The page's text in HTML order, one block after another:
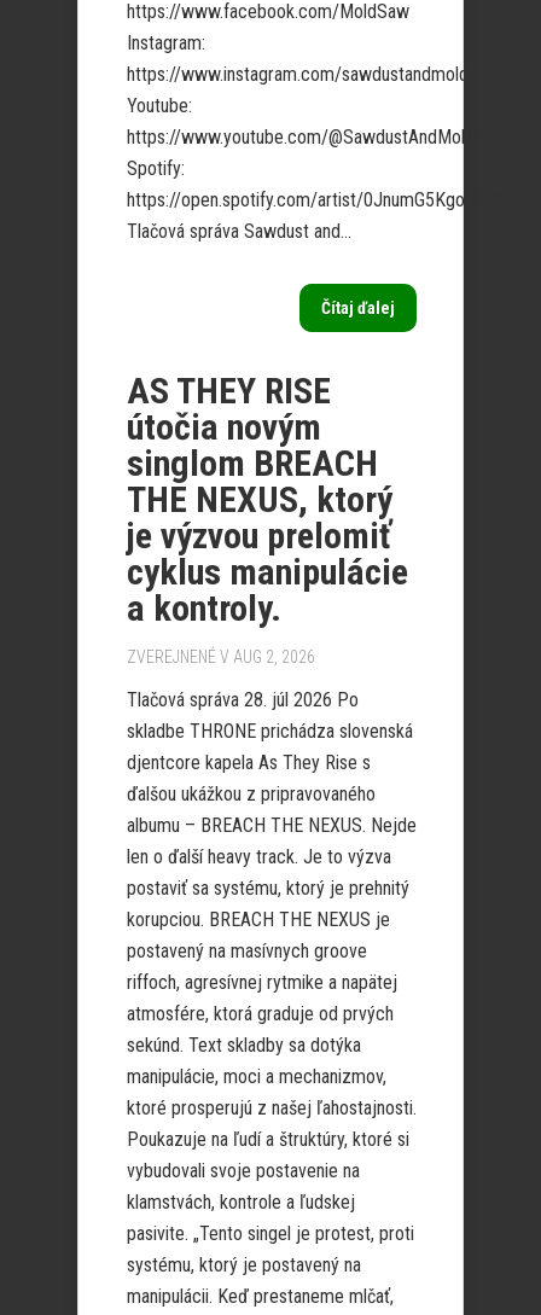
https://www.facebook.com/MoldSaw
Instagram:
https://www.instagram.com/sawdustandmold/
Youtube:
https://www.youtube.com/@SawdustAndMold
Spotify:
https://open.spotify.com/artist/
Tlačová správa Sawdust and...
Čítaj ďalej
AS THEY RISE
útočia novým
singlom BREACH
THE NEXUS, ktorý
je výzvou prelomiť
cyklus manipulácie
a kontroly.
ZVEREJNENÉ V AUG 2, 2026
Tlačová správa 28. júl 2026 Po
skladbe THRONE prichádza slovenská
djentcore kapela As They Rise s
ďalšou ukážkou z pripravovaného
albumu – BREACH THE NEXUS. Nejde
len o ďalší heavy track. Je to výzva
postaviť sa systému, ktorý je prehnitý
korupciou. BREACH THE NEXUS je
postavený na masívnych groove
riffoch, agresívnej rytmike a napätej
atmosfére, ktorá graduje od prvých
sekúnd. Text skladby sa dotýka
manipulácie, moci a mechanizmov,
ktoré prosperujú z našej ľahostajnosti.
Poukazuje na ľudí a štruktúry, ktoré si
vybudovali svoje postavenie na
klamstvách, kontrole a ľudskej
pasivite. „Tento singel je protest, proti
systému, ktorý je postavený na
manipulácii. Keď prestaneme mlčať,